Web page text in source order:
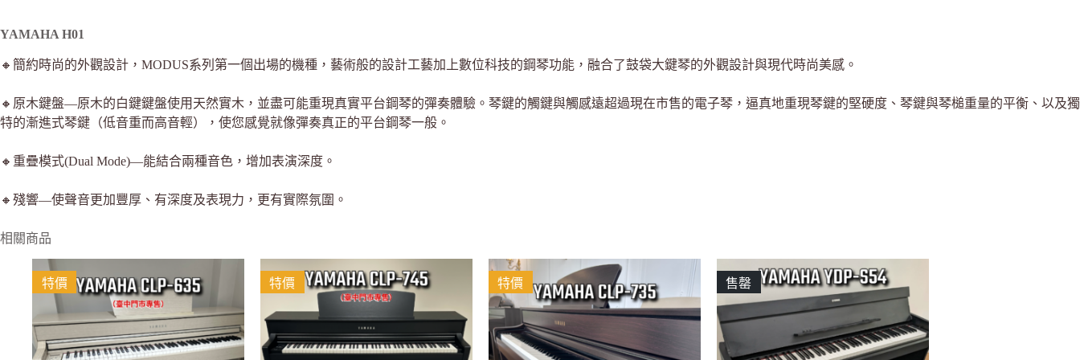
YAMAHA H01
🔸簡約時尚的外觀設計，MODUS系列第一個出場的機種，藝術般的設計工藝加上數位科技的鋼琴功能，融合了鼓袋大鍵琴的外觀設計與現代時尚美感。
🔸原木鍵盤—原木的白鍵鍵盤使用天然實木，並盡可能重現真實平台鋼琴的彈奏體驗。琴鍵的觸鍵與觸感遠超過現在市售的電子琴，逼真地重現琴鍵的堅硬度、琴鍵與琴槌重量的平衡、以及獨
特的漸進式琴鍵（低音重而高音輕），使您感覺就像彈奏真正的平台鋼琴一般。
🔸重疊模式(Dual Mode)—能結合兩種音色，增加表演深度。
🔸殘響—使聲音更加豐厚、有深度及表現力，更有實際氛圍。
相關商品
特價 特價 特價 售罄